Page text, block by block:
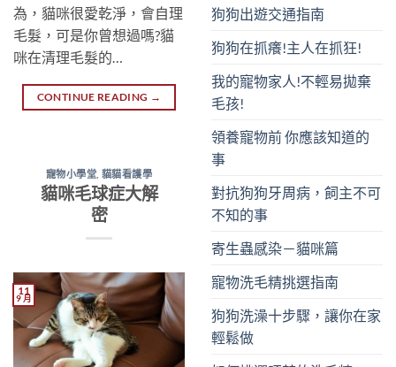
為，貓咪很愛乾淨，會自理
毛髮，可是你曾想過嗎?貓
咪在清理毛髮的…
CONTINUE READING →
寵物小學堂 貓貓看護學
貓咪毛球症大解
密
11
9 月
狗狗出遊交通指南
狗狗在抓癢!主人在抓狂!
我的寵物家人!不輕易拋棄
毛孩!
領養寵物前 你應該知道的
事
對抗狗狗牙周病，飼主不可
不知的事
寄生蟲感染－貓咪篇
寵物洗毛精挑選指南
狗狗洗澡十步驟，讓你在家
輕鬆做